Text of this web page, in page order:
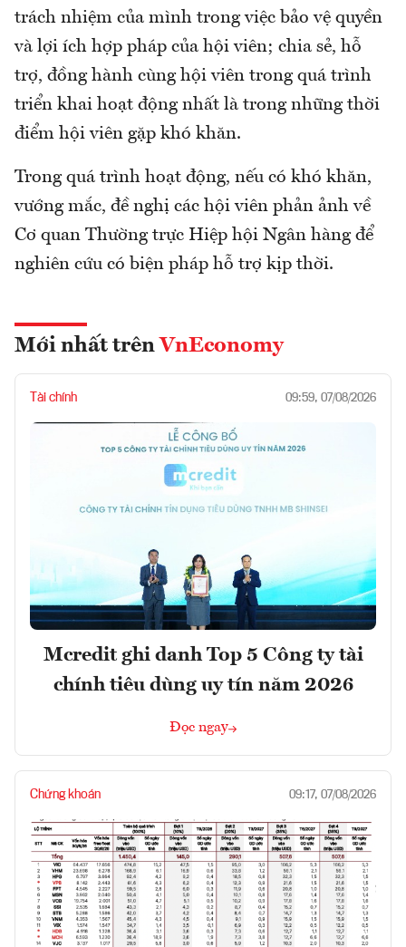
trách nhiệm của mình trong việc bảo vệ quyền
và lợi ích hợp pháp của hội viên; chia sẻ, hỗ
trợ, đồng hành cùng hội viên trong quá trình
triển khai hoạt động nhất là trong những thời
điểm hội viên gặp khó khăn.
Trong quá trình hoạt động, nếu có khó khăn,
vướng mắc, đề nghị các hội viên phản ảnh về
Cơ quan Thường trực Hiệp hội Ngân hàng để
nghiên cứu có biện pháp hỗ trợ kịp thời.
Mới nhất trên VnEconomy
Tài chính 09:59, 07/08/2026
Mcredit ghi danh Top 5 Công ty tài
chính tiêu dùng uy tín năm 2026
Đọc ngay
Chứng khoán 09:17, 07/08/2026